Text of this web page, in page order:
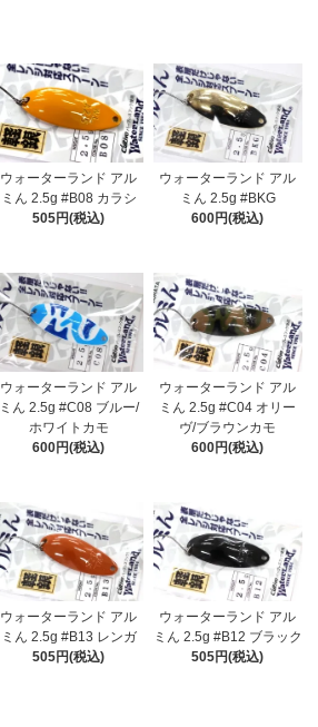
ウォーターランド アル
ミん 2.5g #B08 カラシ
505円(税込)
ウォーターランド アル
ミん 2.5g #BKG
600円(税込)
ウォーターランド アル
ミん 2.5g #C08 ブルー/
ホワイトカモ
600円(税込)
ウォーターランド アル
ミん 2.5g #C04 オリー
ヴ/ブラウンカモ
600円(税込)
ウォーターランド アル
ミん 2.5g #B13 レンガ
505円(税込)
ウォーターランド アル
ミん 2.5g #B12 ブラック
505円(税込)